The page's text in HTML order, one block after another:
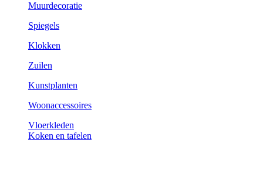
Muurdecoratie
Spiegels
Klokken
Zuilen
Kunstplanten
Woonaccessoires
Vloerkleden
Koken en tafelen